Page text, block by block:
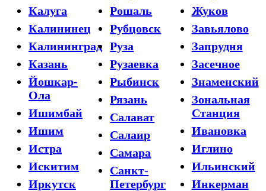
Калуга
Калининец
Калининград
Казань
Йошкар-
Ола
Ишимбай
Ишим
Истра
Искитим
Иркутск
Рошаль
Рубцовск
Руза
Рузаевка
Рыбинск
Рязань
Салават
Салаир
Самара
Санкт-
Петербург
Жуков
Завьялово
Запрудня
Засечное
Знаменский
Зональная
Станция
Ивановка
Иглино
Ильинский
Инкерман